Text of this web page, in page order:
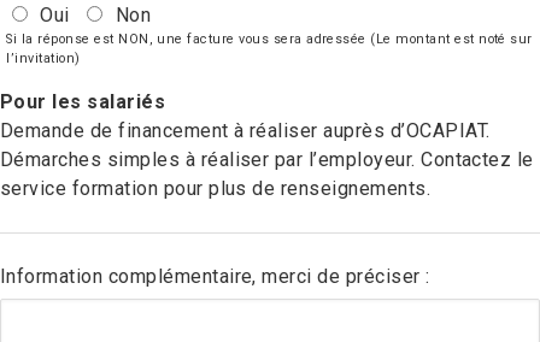
Oui
Non
Si la réponse est NON, une facture vous sera adressée (Le montant est noté sur
l’invitation)
Pour les salariés
Demande de financement à réaliser auprès d’OCAPIAT.
Démarches simples à réaliser par l’employeur. Contactez le
service formation pour plus de renseignements.
Information complémentaire, merci de préciser :